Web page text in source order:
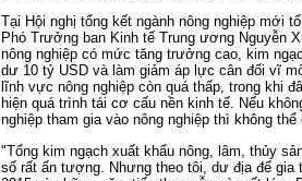
Tại Hội nghị tổng kết ngành nông nghiệp mới
Phó Trưởng ban Kinh tế Trung ương Nguyễn
nông nghiệp có mức tăng trưởng cao, kim
dư 10 tỷ USD và làm giảm áp lực cân đối vĩ
lĩnh vực nông nghiệp còn quá thấp, trong khi
hiện quá trình tái cơ cấu nền kinh tế. Nếu
nghiệp tham gia vào nông nghiệp thì không
"Tổng kim ngạch xuất khẩu nông, lâm, thủy
số rất ấn tượng. Nhưng theo tôi, dư địa để gia